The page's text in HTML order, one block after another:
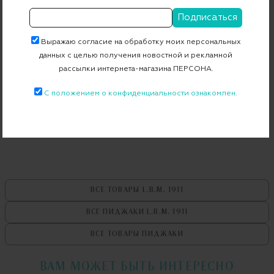
Страна производства
Артикул 85052/1(8)_2887_R
Бесплатная примерка в пункте выдачи
ВСЕ ТОВАРЫ L.B.M. 1911
ВСЕ ПИДЖАКИ L.B.M. 1911
ВСЕ ТОВАРЫ ПИДЖАКИ
ВАМ МОЖЕТ БЫТЬ ИНТЕРЕСНО
Выражаю согласие на обработку моих персональных
данных с целью получения новостной и рекламной
рассылки интернета-магазина ПЕРСОНА.
С положением о конфиденциальности ознакомлен.